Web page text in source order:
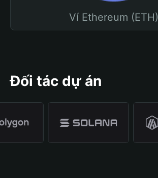
Ví Ethereum (ETH)
Đối tác dự án